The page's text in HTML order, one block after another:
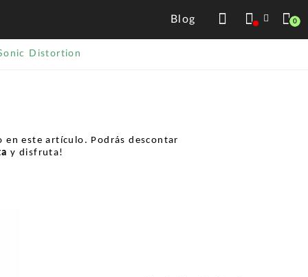
Blog 0
Distortion
en este artículo. Podrás descontar
y disfruta!